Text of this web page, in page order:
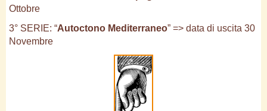
Ottobre
3° SERIE: “Autoctono Mediterraneo” => data di uscita 30
Novembre